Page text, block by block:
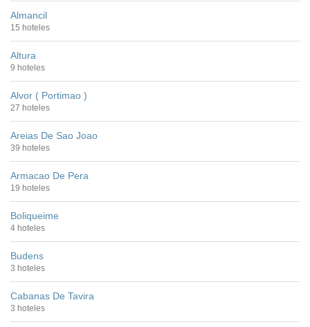
Almancil
15 hoteles
Altura
9 hoteles
Alvor ( Portimao )
27 hoteles
Areias De Sao Joao
39 hoteles
Armacao De Pera
19 hoteles
Boliqueime
4 hoteles
Budens
3 hoteles
Cabanas De Tavira
3 hoteles